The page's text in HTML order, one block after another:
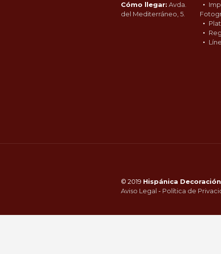
Cómo llegar: Avda.
del Mediterráneo, 5.
© 2019 Hispánica Decoración
Aviso Legal - Política de